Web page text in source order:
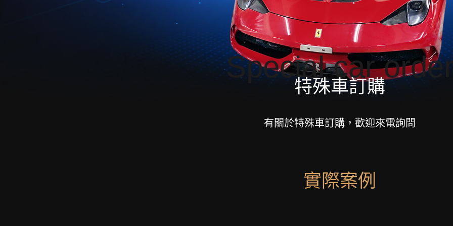
特殊車訂購
Special car
有關於特殊車訂購，歡迎來電詢問
實際案例